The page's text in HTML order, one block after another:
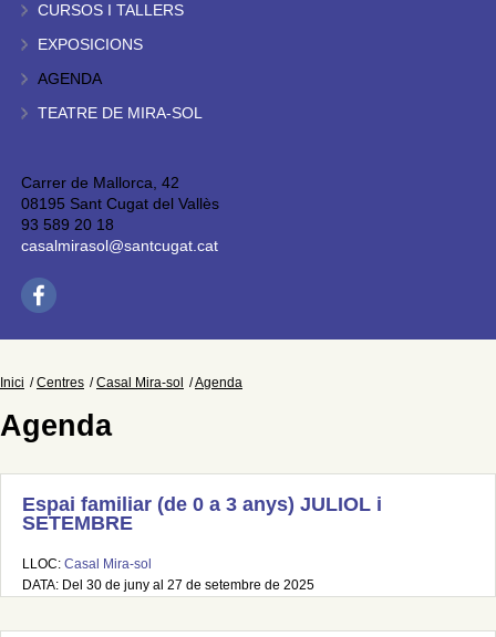
CURSOS I TALLERS
EXPOSICIONS
AGENDA
TEATRE DE MIRA-SOL
Carrer de Mallorca, 42
08195 Sant Cugat del Vallès
93 589 20 18
casalmirasol@santcugat.cat
Inici Centres Casal Mira-sol Agenda
Agenda
Espai familiar (de 0 a 3 anys) JULIOL i
SETEMBRE
LLOC: Casal Mira-sol
DATA: Del 30 de juny al 27 de setembre de 2025